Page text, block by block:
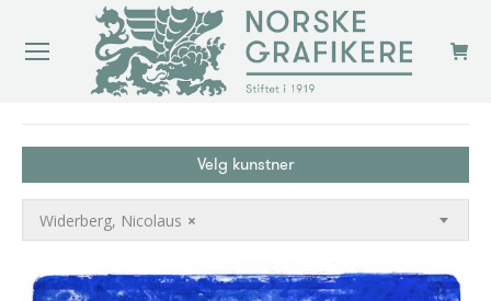
Velg kunstner
×
Widerberg, Nicolaus